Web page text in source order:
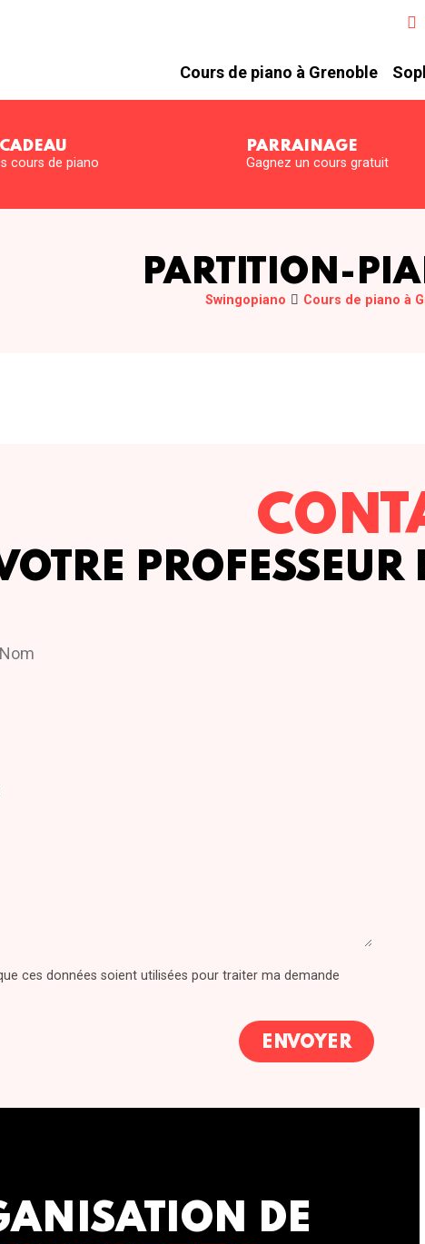
Cours de piano à Grenoble
cours de piano
PARRAINAGE
Gagnez un cours gratuit
PARTITION-
Swingopiano Cours de piano à
ces données soient utilisées pour traiter ma demande
DE